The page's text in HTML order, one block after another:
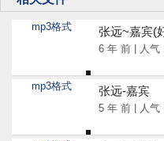
mp3格式 张远~嘉宾(
6 年 前 | 人气
mp3格式 张远-嘉宾
5 年 前 | 人气